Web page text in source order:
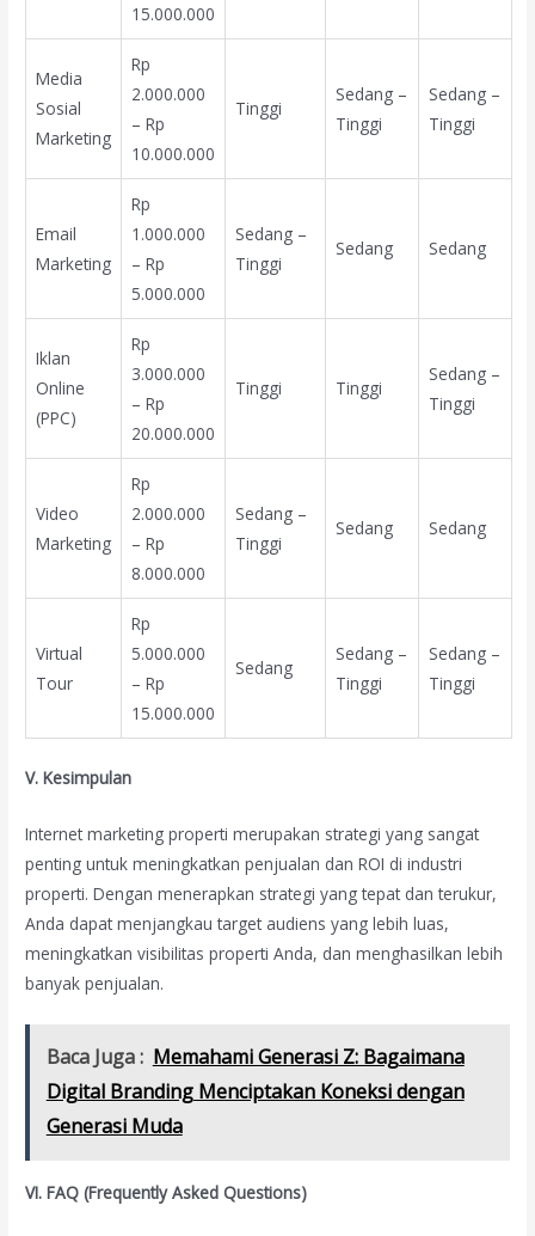
15.000.000
Media
Sosial
Marketing
Rp
2.000.000
– Rp
10.000.000
Tinggi
Sedang –
Tinggi
Sedang –
Tinggi
Email
Marketing
Rp
1.000.000
– Rp
5.000.000
Sedang –
Tinggi
Sedang Sedang
Iklan
Online
(PPC)
Rp
3.000.000
– Rp
20.000.000
Tinggi Tinggi
Sedang –
Tinggi
Video
Marketing
Rp
2.000.000
– Rp
8.000.000
Sedang –
Tinggi
Sedang Sedang
Virtual
Tour
Rp
5.000.000
– Rp
15.000.000
Sedang
Sedang –
Tinggi
Sedang –
Tinggi
V. Kesimpulan
Internet marketing properti merupakan strategi yang sangat
penting untuk meningkatkan penjualan dan ROI di industri
properti. Dengan menerapkan strategi yang tepat dan terukur,
Anda dapat menjangkau target audiens yang lebih luas,
meningkatkan visibilitas properti Anda, dan menghasilkan lebih
banyak penjualan.
Baca Juga : Memahami Generasi Z: Bagaimana
Digital Branding Menciptakan Koneksi dengan
Generasi Muda
VI. FAQ (Frequently Asked Questions)